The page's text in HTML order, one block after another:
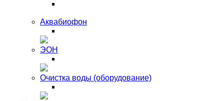
Аквабиофон
ЭОН
Очистка воды (оборудование)